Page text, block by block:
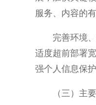
服务、内容的
完善环境
适度超前部署
强个人信息保
（三）主